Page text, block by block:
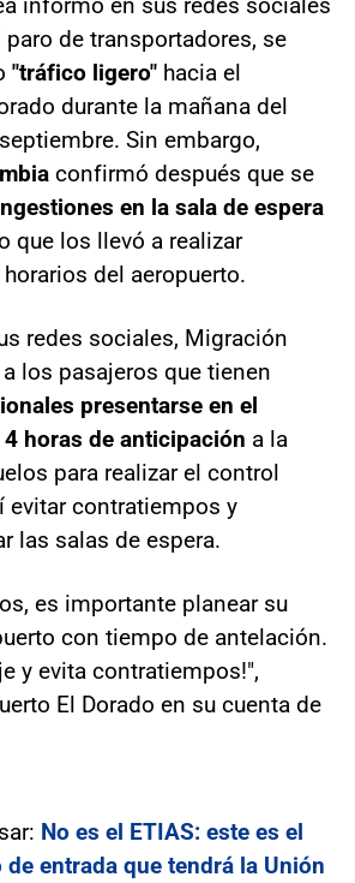
paro de transportadores, se
"tráfico ligero" hacia el
durante la mañana del
Sin embargo,
confirmó después que se
en la sala de espera
que los llevó a realizar
del aeropuerto.
redes sociales, Migración
los pasajeros que tienen
presentarse en el
horas de anticipación a la
para realizar el control
evitar contratiempos y
las salas de espera.
es importante planear su
con tiempo de antelación.
y evita contratiempos!",
El Dorado en su cuenta de
No es el ETIAS: este es el
entrada que tendrá la Unión